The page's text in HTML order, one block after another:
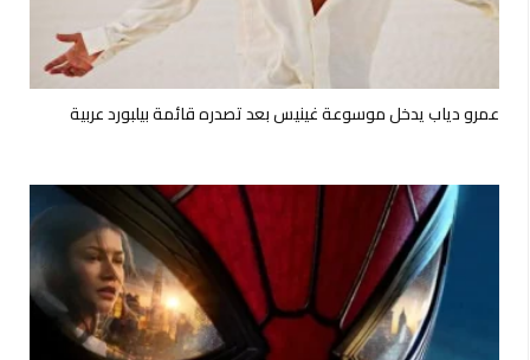
عمرو دياب يدخل موسوعة غينيس بعد تصدره قائمة بيلبورد عربية